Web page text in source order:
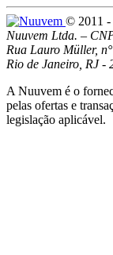
© 2011 -
Nuuvem Ltda. –
Rua Lauro Müller,
Rio de Janeiro, RJ -
A Nuuvem é o
pelas ofertas e
legislação aplicável.